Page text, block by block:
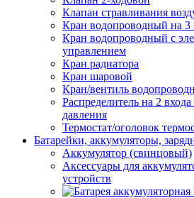
Клапан стравливания
Кран водопроводный на 3
Кран водопроводный с
управлением
Кран радиатора
Кран шаровой
Кран/вентиль
Распределитель на 2
давления
Термостат/оголовок
Батарейки, аккумуляторы,
Аккумулятор (свинцовый)
Аксессуары для
устройств